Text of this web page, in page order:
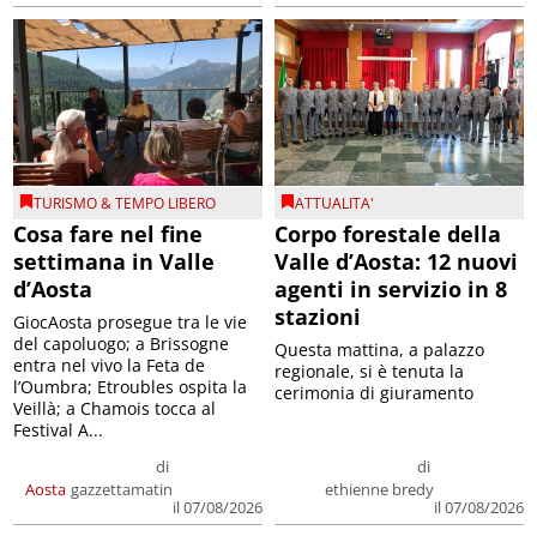
TURISMO & TEMPO LIBERO
Cosa fare nel fine
settimana in Valle
d’Aosta
Aosta
di
gazzettamatin
il 07/08/2026
GiocAosta prosegue tra le vie
del capoluogo; a Brissogne
entra nel vivo la Feta de
l’Oumbra; Etroubles ospita la
Veillà; a Chamois tocca al
Festival A...
ATTUALITA'
Corpo forestale della
Valle d’Aosta: 12 nuovi
agenti in servizio in 8
stazioni
di
ethienne bredy
il 07/08/2026
Questa mattina, a palazzo
regionale, si è tenuta la
cerimonia di giuramento